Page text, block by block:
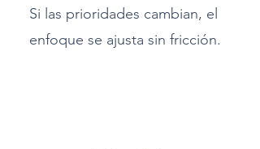
Si las prioridades cambian, el
enfoque se ajusta sin fricción.